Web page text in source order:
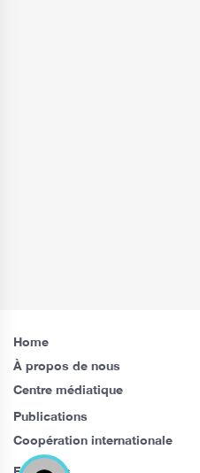
Home
À propos de nous
Centre médiatique
Publications
Coopération internationale